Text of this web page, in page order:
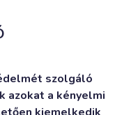
szolgáló
azokat a kényelmi